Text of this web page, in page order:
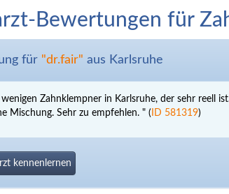
Bewertungen für
für "dr.fair" aus Karlsruhe
Zahnklempner in Karlsruhe, der sehr reell
Mischung. Sehr zu empfehlen. " ( ID 581319)
kennenlernen